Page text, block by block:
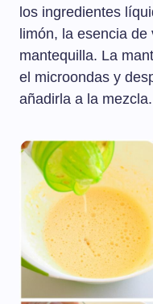
los ingredientes
limón, la esencia
mantequilla. La
el microondas y
añadirla a la mezcla.